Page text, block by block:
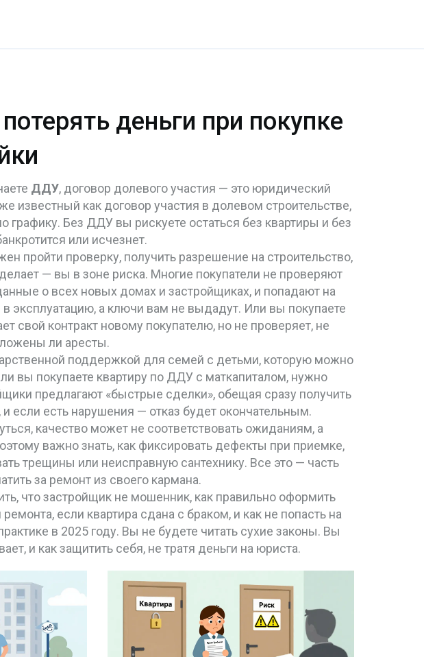
деньги при покупке
ДДУ, договор долевого участия — это юридический
известный как договор участия в долевом строительстве,
графику. Без ДДУ вы рискуете остаться без квартиры и без
или исчезнет.
пройти проверку, получить разрешение на строительство,
— вы в зоне риска. Многие покупатели не проверяют
о всех новых домах и застройщиках, и попадают на
эксплуатацию, а ключи вам не выдадут. Или вы покупаете
свой контракт новому покупателю, но не проверяет, не
ли аресты.
поддержкой для семей с детьми, которую можно
вы покупаете квартиру по ДДУ с маткапиталом, нужно
предлагают «быстрые сделки», обещая сразу получить
если есть нарушения — отказ будет окончательным.
качество может не соответствовать ожиданиям, а
важно знать, как фиксировать дефекты при приемке,
трещины или неисправную сантехнику. Все это — часть
за ремонт из своего кармана.
что застройщик не мошенник, как правильно оформить
если квартира сдана с браком, и как не попасть на
в 2025 году. Вы не будете читать сухие законы. Вы
и как защитить себя, не тратя деньги на юриста.